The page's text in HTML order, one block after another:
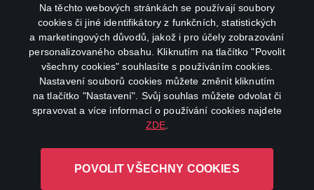
Na těchto webových stránkách se používají soubory
cookies či jiné identifikátory z funkčních, statistických
a marketingových důvodů, jakož i pro účely zobrazování
personalizovaného obsahu. Kliknutím na tlačítko "Povolit
všechny cookies" souhlasíte s používáním cookies.
Nastavení souborů cookies můžete změnit kliknutím
na tlačítko "Nastavení". Svůj souhlas můžete odvolat či
spravovat a více informací o používání cookies najdete
ZDE
POVOLIT VŠECHNY COOKIES
facebookinstagram
youtube
L-1246 Luxembourg R.C.S.